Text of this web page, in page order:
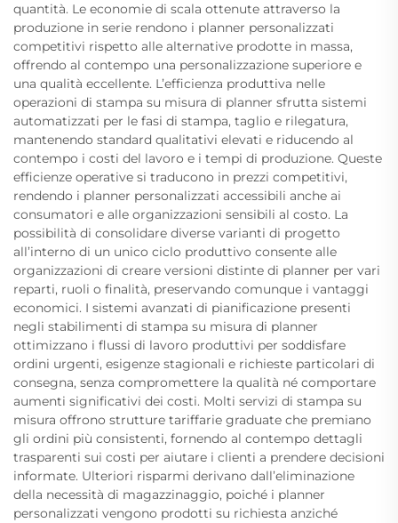
quantità. Le economie di scala ottenute attraverso la
produzione in serie rendono i planner personalizzati
competitivi rispetto alle alternative prodotte in massa,
offrendo al contempo una personalizzazione superiore e
una qualità eccellente. L’efficienza produttiva nelle
operazioni di stampa su misura di planner sfrutta sistemi
automatizzati per le fasi di stampa, taglio e rilegatura,
mantenendo standard qualitativi elevati e riducendo al
contempo i costi del lavoro e i tempi di produzione. Queste
efficienze operative si traducono in prezzi competitivi,
rendendo i planner personalizzati accessibili anche ai
consumatori e alle organizzazioni sensibili al costo. La
possibilità di consolidare diverse varianti di progetto
all’interno di un unico ciclo produttivo consente alle
organizzazioni di creare versioni distinte di planner per vari
reparti, ruoli o finalità, preservando comunque i vantaggi
economici. I sistemi avanzati di pianificazione presenti
negli stabilimenti di stampa su misura di planner
ottimizzano i flussi di lavoro produttivi per soddisfare
ordini urgenti, esigenze stagionali e richieste particolari di
consegna, senza compromettere la qualità né comportare
aumenti significativi dei costi. Molti servizi di stampa su
misura offrono strutture tariffarie graduate che premiano
gli ordini più consistenti, fornendo al contempo dettagli
trasparenti sui costi per aiutare i clienti a prendere decisioni
informate. Ulteriori risparmi derivano dall’eliminazione
della necessità di magazzinaggio, poiché i planner
personalizzati vengono prodotti su richiesta anziché